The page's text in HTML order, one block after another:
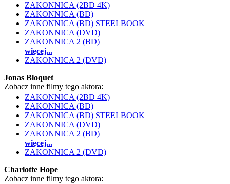
ZAKONNICA (2BD 4K)
ZAKONNICA (BD)
ZAKONNICA (BD) STEELBOOK
ZAKONNICA (DVD)
ZAKONNICA 2 (BD)
więcej...
ZAKONNICA 2 (DVD)
Jonas Bloquet
Zobacz inne filmy tego aktora:
ZAKONNICA (2BD 4K)
ZAKONNICA (BD)
ZAKONNICA (BD) STEELBOOK
ZAKONNICA (DVD)
ZAKONNICA 2 (BD)
więcej...
ZAKONNICA 2 (DVD)
Charlotte Hope
Zobacz inne filmy tego aktora: